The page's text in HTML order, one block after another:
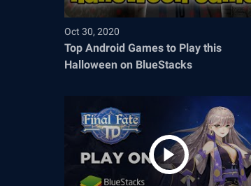
Oct 30, 2020
Top Android Games to Play this
Halloween on BlueStacks